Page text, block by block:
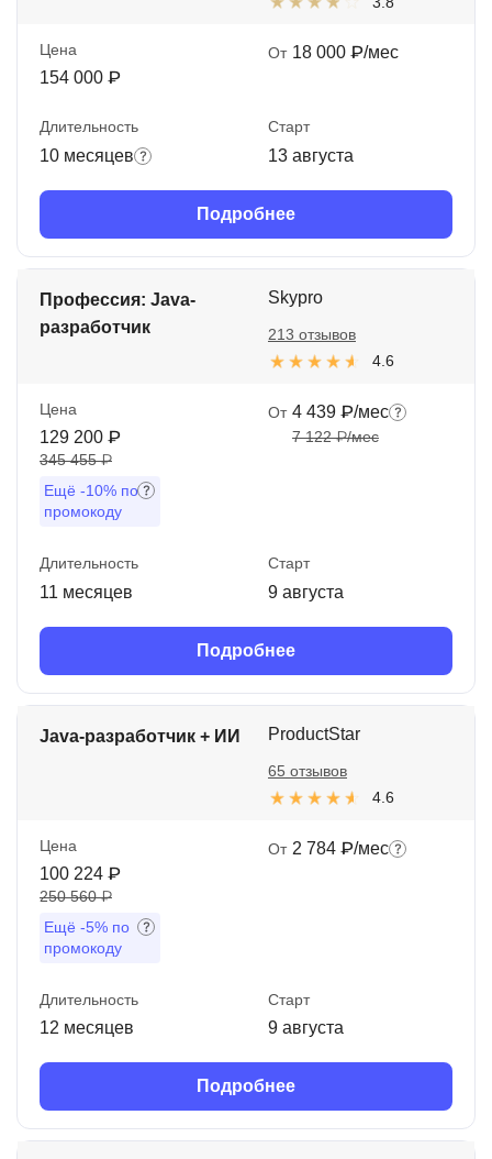
Цена
154 000 ₽
От 18 000 ₽/мес
Длительность
10 месяцев
Старт
13 августа
Подробнее
Профессия: Java-
разработчик
Skypro
4.6
213 отзывов
Цена
129 200 ₽
345 455 ₽
Ещё -10% по
промокоду
От 4 439 ₽/мес
7 122 ₽/мес
Длительность
11 месяцев
Старт
9 августа
Подробнее
Java-разработчик + ИИ ProductStar
4.6
65 отзывов
Цена
100 224 ₽
250 560 ₽
Ещё -5% по
промокоду
От 2 784 ₽/мес
Длительность
12 месяцев
Старт
9 августа
Подробнее